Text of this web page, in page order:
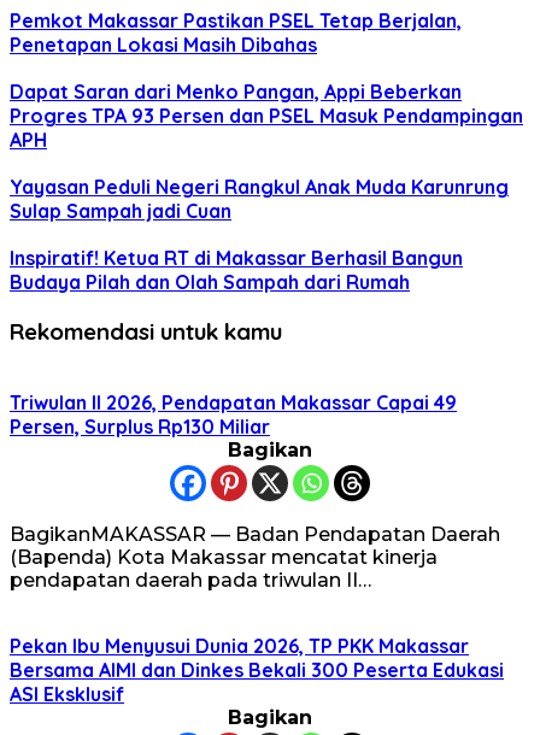
Pemkot Makassar Pastikan PSEL Tetap Berjalan,
Penetapan Lokasi Masih Dibahas
Dapat Saran dari Menko Pangan, Appi Beberkan
Progres TPA 93 Persen dan PSEL Masuk Pendampingan
APH
Yayasan Peduli Negeri Rangkul Anak Muda Karunrung
Sulap Sampah jadi Cuan
Inspiratif! Ketua RT di Makassar Berhasil Bangun
Budaya Pilah dan Olah Sampah dari Rumah
Rekomendasi untuk kamu
Triwulan II 2026, Pendapatan Makassar Capai 49
Persen, Surplus Rp130 Miliar
Bagikan
BagikanMAKASSAR — Badan Pendapatan Daerah
(Bapenda) Kota Makassar mencatat kinerja
pendapatan daerah pada triwulan II…
Pekan Ibu Menyusui Dunia 2026, TP PKK Makassar
Bersama AIMI dan Dinkes Bekali 300 Peserta Edukasi
ASI Eksklusif
Bagikan